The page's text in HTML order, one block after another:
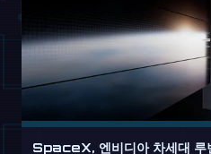
SpaceX, 엔비디아 차세대 루